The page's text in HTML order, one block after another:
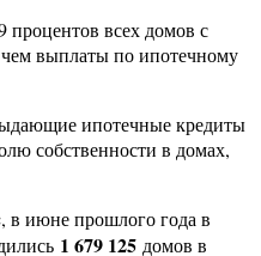
всех домов с
выплаты по ипотечному
ипотечные кредиты
собственности в домах,
июне прошлого года в
1 679 125 домов в